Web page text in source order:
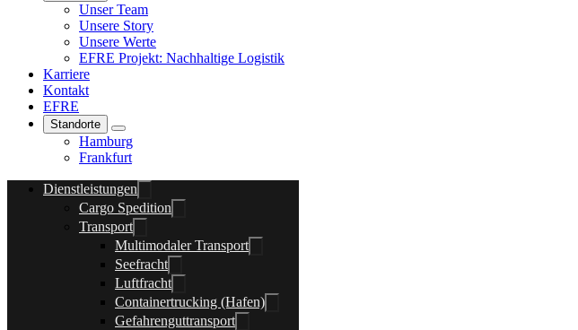
Unser Team
Unsere Story
Unsere Werte
EFRE Projekt: Nachhaltige Logistik
Karriere
Kontakt
EFRE
Standorte
Hamburg
Frankfurt
Dienstleistungen
Cargo Spedition
Transport
Multimodaler Transport
Seefracht
Luftfracht
Containertrucking (Hafen)
Gefahrenguttransport